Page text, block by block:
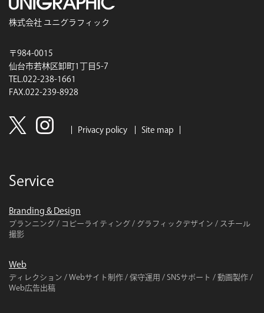
株式会社 ユニグラフィック
〒984-0015
仙台市若林区卸町1丁目5-7
TEL.022-238-1661
FAX.022-239-8928
Privacy policy Site map
Service
Branding & Design
プランニング / コピーライティング / グラフィックデザイン / スチール
撮影
Web
ディレクション / Webサイト制作 / 保守運用 / SNSサポート / 動画製作 /
Web広告出稿